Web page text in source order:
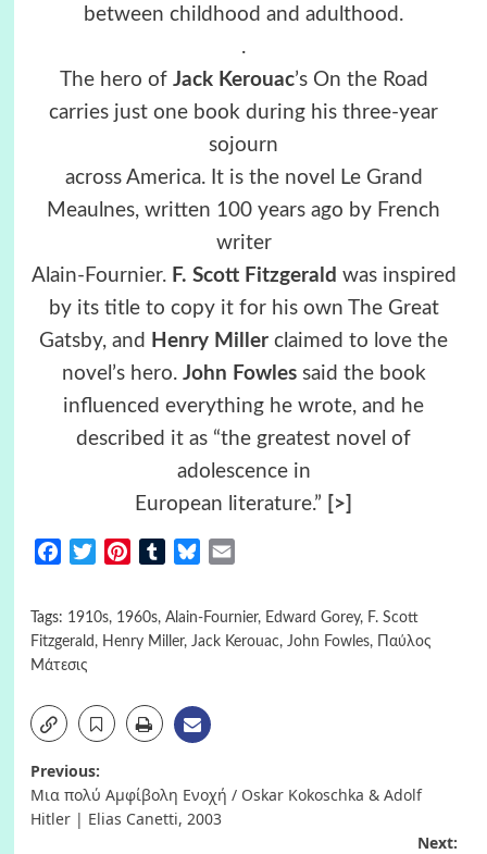
between childhood and adulthood.
.
The hero of Jack Kerouac’s On the Road
carries just one book during his three-year
sojourn
across America. It is the novel Le Grand
Meaulnes, written 100 years ago by French
writer
Alain-Fournier. F. Scott Fitzgerald was inspired
by its title to copy it for his own The Great
Gatsby, and
Henry Miller claimed to love the
novel’s hero. John Fowlessaid the book
influenced everything he wrote, and he
described it as “the greatest novel of
adolescence in
European literature.”
[>]
FacebookTwitterPinterestTumblrBluesky
Tags: 1910s, 1960s, Alain-Fournier, Edward Gorey, F. Scott
Fitzgerald , Henry Miller, Jack Kerouac, John Fowles,
Παύλος
Μάτεσις
Post
navigation
Previous:
Μια πολύ Αμφίβολη Ενοχή / Oskar Kokoschka & Adolf
Hitler | Elias Canetti, 2003
Next: